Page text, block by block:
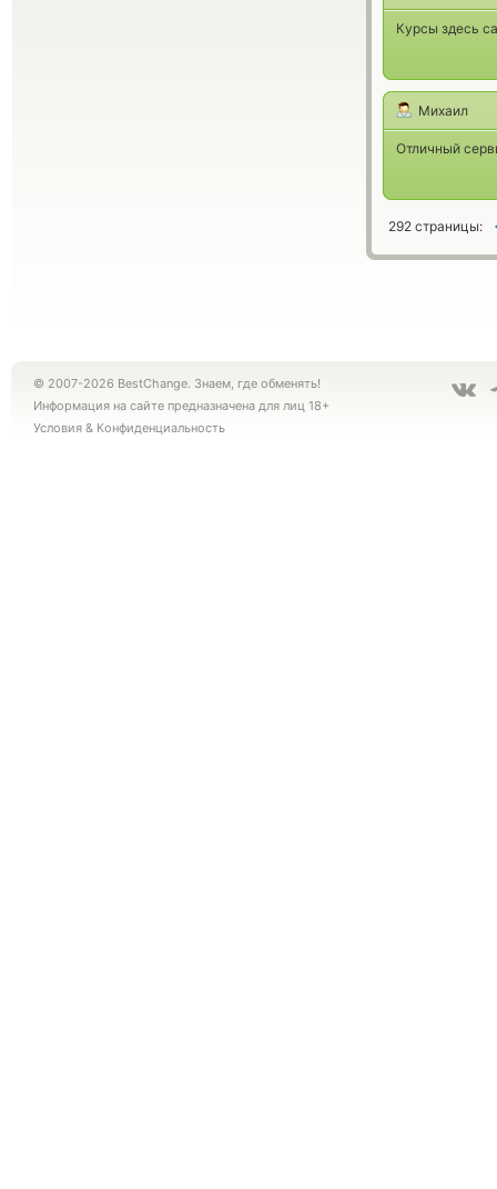
Курсы здесь
Михаил
Отличный
292 страницы:
© 2007-2026 BestChange. Знаем, где обменять!
Информация на сайте предназначена для лиц 18+
Условия & Конфиденциальность